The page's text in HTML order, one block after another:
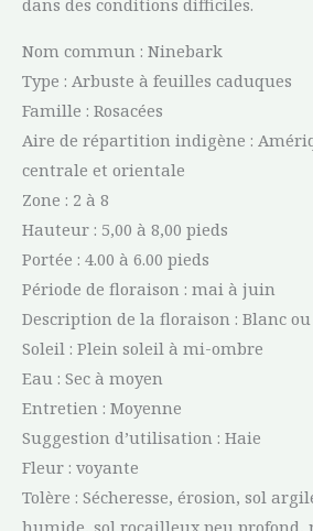
dans des conditions difficiles.
Nom commun : Ninebark
Type : Arbuste à feuilles caduques
Famille : Rosacées
Aire de répartition indigène :
centrale et orientale
Zone : 2 à 8
Hauteur : 5,00 à 8,00 pieds
Portée : 4.00 à 6.00 pieds
Période de floraison : mai à juin
Description de la floraison : Blanc ou
Soleil : Plein soleil à mi-ombre
Eau : Sec à moyen
Entretien : Moyenne
Suggestion d’utilisation : Haie
Fleur : voyante
Tolère : Sécheresse, érosion, sol
humide, sol rocailleux peu profond,